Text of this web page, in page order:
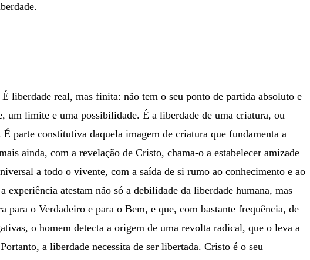
liberdade real, mas finita: não tem o seu ponto de partida absoluto e
um limite e uma possibilidade. É a liberdade de uma criatura, ou
parte constitutiva daquela imagem de criatura que fundamenta a
ainda, com a revelação de Cristo, chama-o a estabelecer amizade
a todo o vivente, com a saída de si rumo ao conhecimento e ao
atestam não só a debilidade da liberdade humana, mas
para o Verdadeiro e para o Bem, e que, com bastante frequência, de
o homem detecta a origem de uma revolta radical, que o leva a
a liberdade necessita de ser libertada. Cristo é o seu